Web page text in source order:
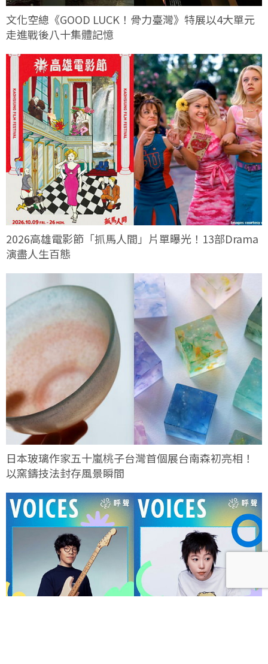
文化空總《GOOD LUCK！骨力臺灣》特展以4大單元
走進戰後八十集體記憶
2026高雄電影節「抓馬人間」片單曝光！13部Drama
演盡人生百態
日本玻璃作家五十嵐桃子台灣首個展台南森初亮相！
以窯鑄技法封存風景瞬間